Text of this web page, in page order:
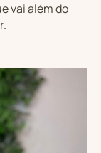
vai além do